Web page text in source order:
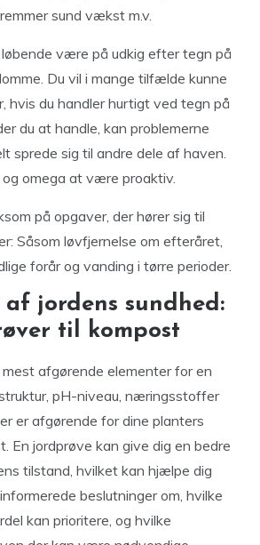
sund vækst m.v.
være på udkig efter tegn på
Du vil i mange tilfælde kunne
hvis du handler hurtigt ved tegn på
du at handle, kan problemerne
sprede sig til andre dele af haven.
omega at være proaktiv.
på opgaver, der hører sig til
Såsom løvfjernelse om efteråret,
forår og vanding i tørre perioder.
af jordens sundhed:
til kompost
mest afgørende elementer for en
pH-niveau, næringsstoffer
er afgørende for dine planters
En jordprøve kan give dig en bedre
tilstand, hvilket kan hjælpe dig
beslutninger om, hvilke
kan prioritere, og hvilke